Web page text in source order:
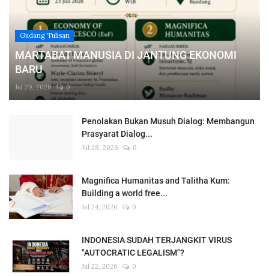
Gudang Tulisan
MARTABAT MANUSIA DI JANTUNG EKONOMI
BARU
Jul 29, 2026 0
Penolakan Bukan Musuh Dialog: Membangun
Prasyarat Dialog...
Jul 28, 2026 0
Magnifica Humanitas and Talitha Kum:
Building a world free...
Jul 24, 2026 0
INDONESIA SUDAH TERJANGKIT VIRUS
"AUTOCRATIC LEGALISM"?
Jul 22, 2026 0